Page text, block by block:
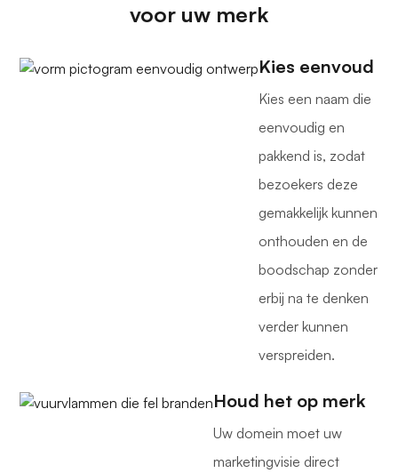
voor uw merk
Kies eenvoud
Kies een naam die
eenvoudig en
pakkend is, zodat
bezoekers deze
gemakkelijk kunnen
onthouden en de
boodschap zonder
erbij na te denken
verder kunnen
verspreiden.
Houd het op merk
Uw domein moet uw
marketingvisie direct